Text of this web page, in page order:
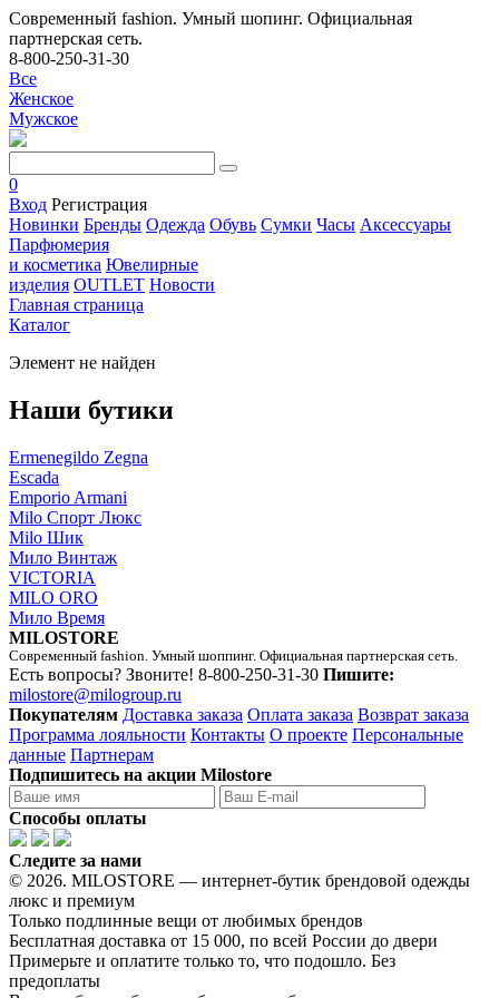
Современный fashion. Умный шопинг. Официальная
партнерская сеть.
8-800-250-31-30
Все
Женское
Мужское
0
Вход Регистрация
Новинки Бренды Одежда Обувь Сумки Часы Аксессуары
Парфюмерия
и косметика Ювелирные
изделия OUTLET Новости
Главная страница
Каталог
Элемент не найден
Наши бутики
Ermenegildo Zegna
Escada
Emporio Armani
Milo Спорт Люкс
Milo Шик
Мило Винтаж
VICTORIA
MILO ORO
Мило Время
MILOSTORE
Современный fashion. Умный шоппинг. Официальная партнерская сеть.
Есть вопросы? Звоните! 8-800-250-31-30 Пишите:
milostore@milogroup.ru
Покупателям Доставка заказа Оплата заказа Возврат заказа
Программа лояльности Контакты О проекте Персональные
данные Партнерам
Подпишитесь на акции Milostore
Способы оплаты
Следите за нами
© 2026. MILOSTORE — интернет-бутик брендовой одежды
люкс и премиум
Только подлинные вещи от любимых брендов
Бесплатная доставка от 15 000, по всей России до двери
Примерьте и оплатите только то, что подошло. Без
предоплаты